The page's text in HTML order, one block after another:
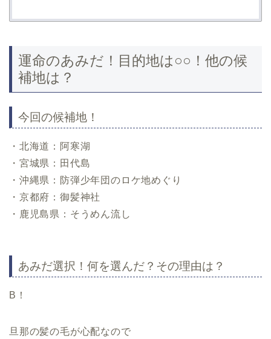
運命のあみだ！目的地は○○！他の候
補地は？
今回の候補地！
・北海道：阿寒湖
・宮城県：田代島
・沖縄県：防弾少年団のロケ地めぐり
・京都府：御髪神社
・鹿児島県：そうめん流し
あみだ選択！何を選んだ？その理由は？
B！
旦那の髪の毛が心配なので